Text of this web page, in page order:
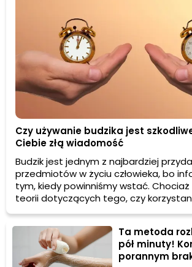
Czy używanie budzika jest
Ciebie złą wiadomość
Budzik jest jednym z najbardziej
przedmiotów w życiu człowieka, bo
tym, kiedy powinniśmy wstać. Chociaż istnieje wiele
teorii dotyczących tego, czy
jest szkodliwe, w rzeczywistości
tego, w jaki sposób go używamy. Wielu
niestety popełnia jeden poważny
bardzo poważne konsekwencje.
sposób w prawidłowy sposób używać
Ta metoda
pół minuty!
porannym